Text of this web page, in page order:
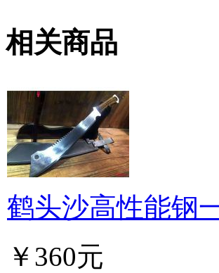
相关商品
鹤头沙高性能钢
￥360元